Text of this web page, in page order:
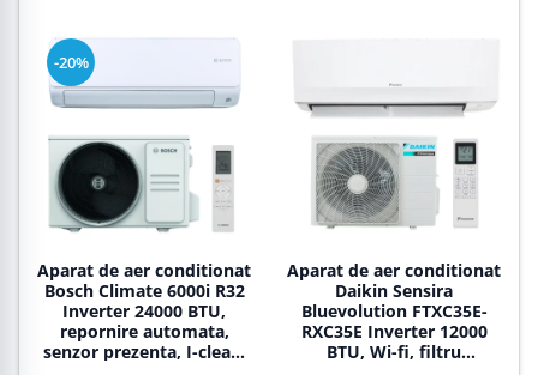
-20%
Aparat de aer conditionat
Bosch Climate 6000i R32
Inverter 24000 BTU,
repornire automata,
senzor prezenta, I-clean,
Aparat de aer conditionat
Daikin Sensira
Bluevolution FTXC35E-
RXC35E Inverter 12000
BTU, Wi-fi, filtru